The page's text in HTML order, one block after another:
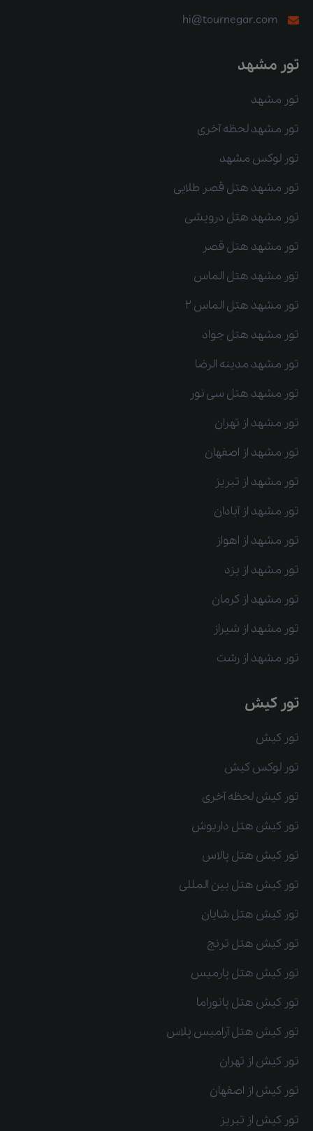
hi@tournegar.com
تور مشهد
تور مشهد
تور مشهد لحظه آخری
تور لوکس مشهد
تور مشهد هتل قصر طلایی
تور مشهد هتل درویشی
تور مشهد هتل قصر
تور مشهد هتل الماس
تور مشهد هتل الماس 2
تور مشهد هتل جواد
تور مشهد مدینه الرضا
تور مشهد هتل سی نور
تور مشهد از تهران
تور مشهد از اصفهان
تور مشهد از تبریز
تور مشهد از آبادان
تور مشهد از اهواز
تور مشهد از یزد
تور مشهد از کرمان
تور مشهد از شیراز
تور مشهد از رشت
تور کیش
تور کیش
تور لوکس کیش
تور کیش لحظه آخری
تور کیش هتل داریوش
تور کیش هتل پالاس
تور کیش هتل بین المللی
تور کیش هتل شایان
تور کیش هتل ترنج
تور کیش هتل پارمیس
تور کیش هتل پانوراما
تور کیش هتل آرامیس پلاس
تور کیش از تهران
تور کیش از اصفهان
تور کیش از تبریز